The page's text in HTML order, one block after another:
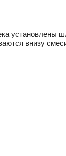
установлены
внизу